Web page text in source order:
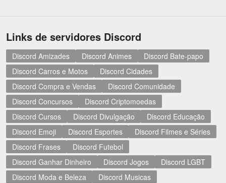
Links de servidores Discord
Discord Amizades Discord Animes
Discord Bate-papo
Discord Carros e Motos
Discord Cidades
Discord Compra e Vendas
Discord Comunidade
Discord Concursos
Discord Criptomoedas
Discord Cursos
Discord Divulgação
Discord Educação
Discord Emoji
Discord Esportes
Discord Filmes e Séries
Discord Frases
Discord Futebol
Discord Ganhar Dinheiro
Discord Jogos
Discord LGBT
Discord Moda e Beleza
Discord Musicas